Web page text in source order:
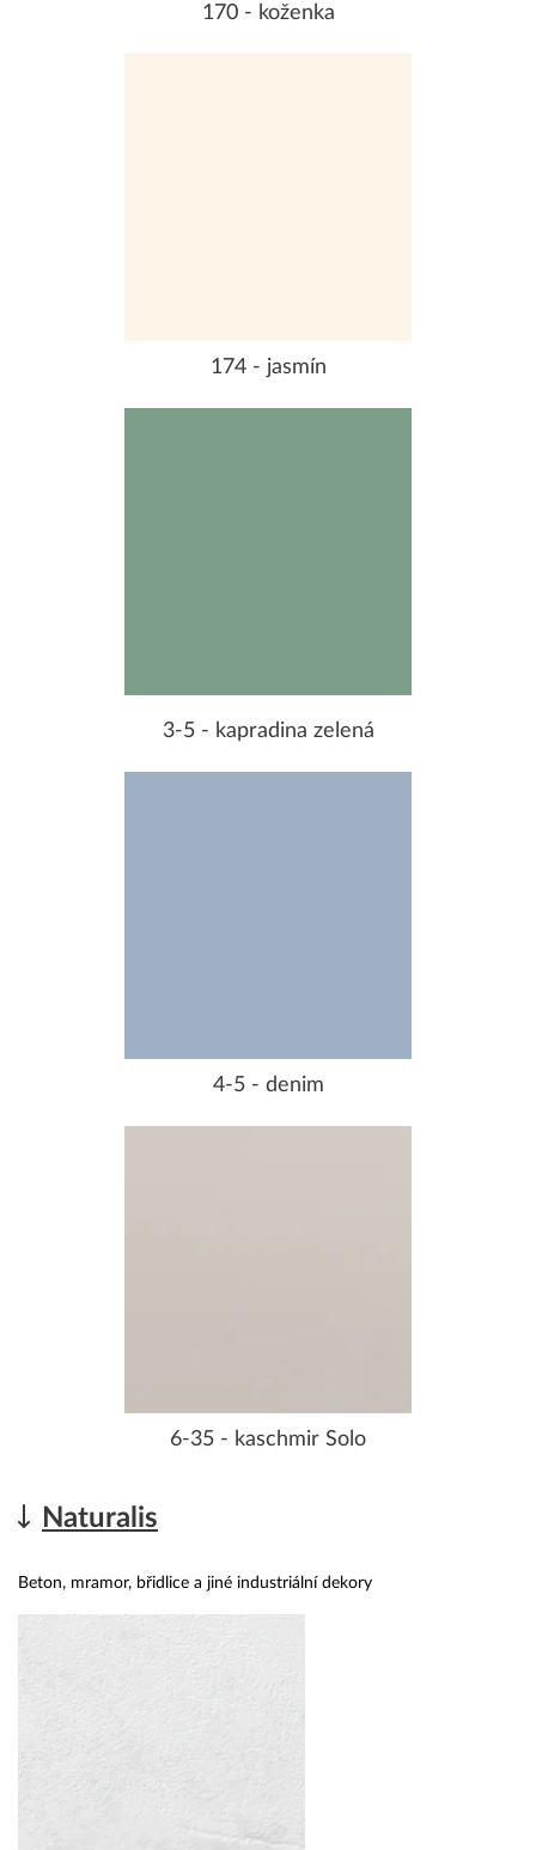
170 - koženka
174 - jasmín
3-5 - kapradina zelená
4-5 - denim
6-35 - kaschmir Solo
Naturalis
Beton, mramor, břidlice a jiné industriální dekory